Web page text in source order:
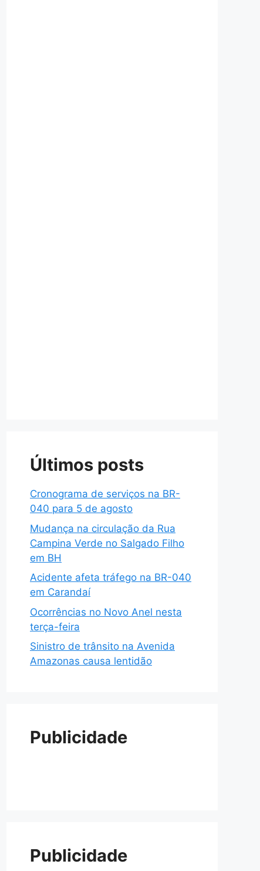
Últimos posts
Cronograma de serviços na BR-
040 para 5 de agosto
Mudança na circulação da Rua
Campina Verde no Salgado Filho
em BH
Acidente afeta tráfego na BR-040
em Carandaí
Ocorrências no Novo Anel nesta
terça-feira
Sinistro de trânsito na Avenida
Amazonas causa lentidão
Publicidade
Publicidade